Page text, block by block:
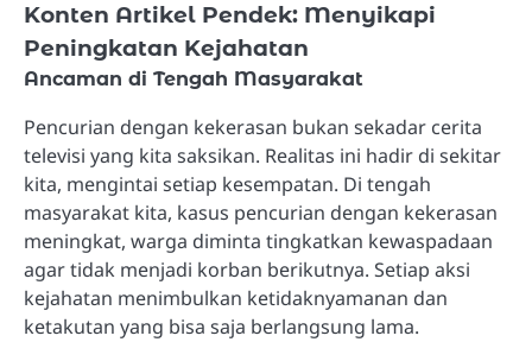
Konten Artikel Pendek: Menyikapi
Peningkatan Kejahatan
Ancaman di Tengah Masyarakat
Pencurian dengan kekerasan bukan sekadar cerita
televisi yang kita saksikan. Realitas ini hadir di sekitar
kita, mengintai setiap kesempatan. Di tengah
masyarakat kita, kasus pencurian dengan kekerasan
meningkat, warga diminta tingkatkan kewaspadaan
agar tidak menjadi korban berikutnya. Setiap aksi
kejahatan menimbulkan ketidaknyamanan dan
ketakutan yang bisa saja berlangsung lama.